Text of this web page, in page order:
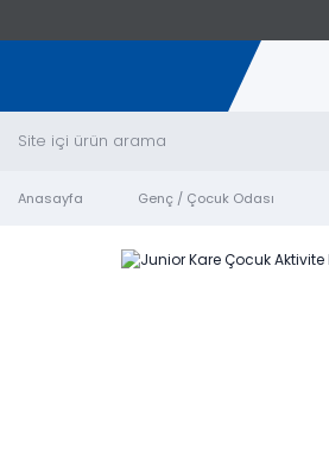
Anasayfa Genç / Çocuk Odası